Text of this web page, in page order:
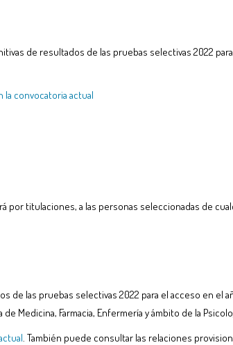
de resultados de las pruebas selectivas 2022
convocatoria actual
titulaciones, a las personas seleccionadas de
las pruebas selectivas 2022 para el acceso en el
Farmacia, Enfermería y ámbito de la
. También puede consultar las relaciones